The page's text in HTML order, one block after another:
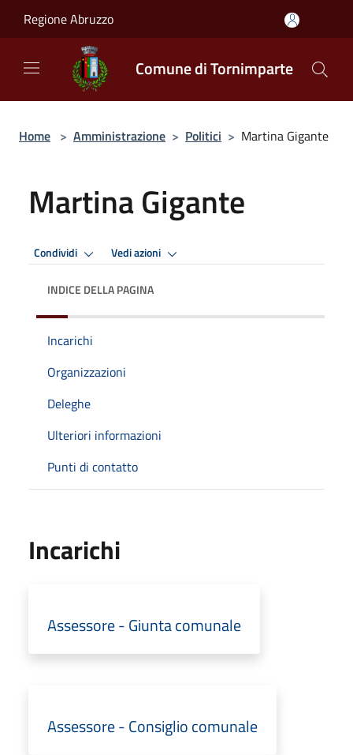
Regione Abruzzo
Comune di Tornimparte
Home > Amministrazione > Politici > Martina Gigante
Martina Gigante
Condividi Vedi azioni
INDICE DELLA PAGINA
Incarichi
Organizzazioni
Deleghe
Ulteriori informazioni
Punti di contatto
Incarichi
Assessore - Giunta comunale
Assessore - Consiglio comunale